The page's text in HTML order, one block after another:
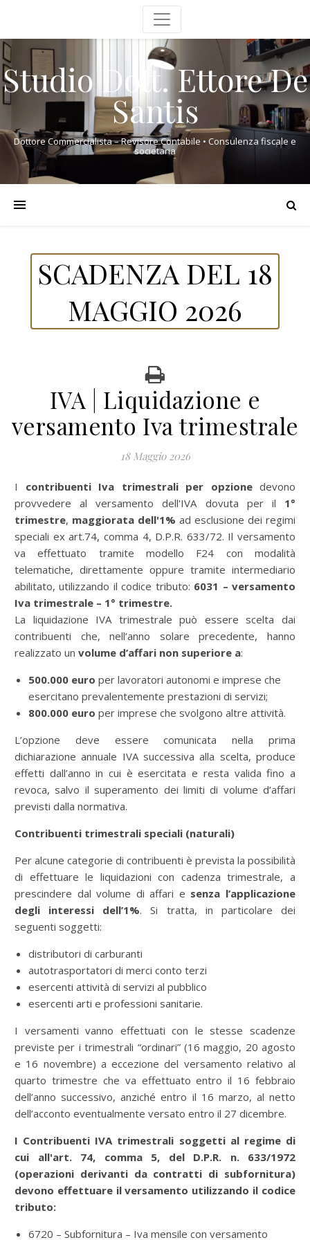
Studio Dott. Ettore De
Santis
Dottore Commercialista – Revisore Contabile • Consulenza fiscale e
societaria
SCADENZA DEL 18
MAGGIO 2026
IVA | Liquidazione e
versamento Iva trimestrale
18 Maggio 2026
contribuenti Iva trimestrali per opzionedevono
provvedere al versamento dell'IVA dovuta per il 1°
trimestre, maggiorata dell'1% ad esclusione dei regimi
speciali ex art.74, comma 4, D.P.R. 633/72. Il versamento
va effettuato tramite modello F24 con modalità
telematiche, direttamente oppure tramite intermediario
abilitato, utilizzando il codice tributo: 6031 – versamento
Iva trimestrale – 1° trimestre.
La liquidazione IVA trimestrale può essere scelta dai
contribuenti che, nell’anno solare precedente, hanno
realizzato un volume d’affari non superiore a:
500.000 euro per lavoratori autonomi e imprese che
esercitano prevalentemente prestazioni di servizi;
800.000 euro per imprese che svolgono altre attività.
L’opzione deve essere comunicata nella prima
dichiarazione annuale IVA successiva alla scelta, produce
effetti dall’anno in cui è esercitata e resta valida fino a
revoca, salvo il superamento dei limiti di volume d’affari
previsti dalla normativa.
Contribuenti trimestrali speciali (naturali)
Per alcune categorie di contribuenti è prevista la possibilità
di effettuare le liquidazioni con cadenza trimestrale, a
prescindere dal volume di affari e senza l’applicazione
degli interessi dell’1%. Si tratta, in particolare dei
seguenti soggetti:
distributori di carburanti
autotrasportatori di merci conto terzi
esercenti attività di servizi al pubblico
esercenti arti e professioni sanitarie.
I versamenti vanno effettuati con le stesse scadenze
previste per i trimestrali “ordinari” (16 maggio, 20 agosto
e 16 novembre) a eccezione del versamento relativo al
quarto trimestre che va effettuato entro il 16 febbraio
dell’anno successivo, anziché entro il 16 marzo, al netto
dell’acconto eventualmente versato entro il 27 dicembre.
I Contribuenti IVA trimestrali soggetti al regime di
cui all'art. 74, comma 5, del D.P.R. n. 633/1972
(operazioni derivanti da contratti di subfornitura)
devono effettuare il versamento utilizzando il codice
tributo:
6720 – Subfornitura – Iva mensile con versamento